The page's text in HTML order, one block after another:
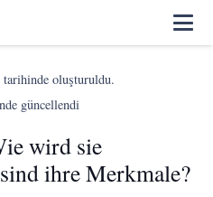
tarihinde oluşturuldu.
güncellendi
wird sie
ihre Merkmale?